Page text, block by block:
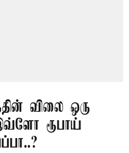
விலை ஒரு
ரூபாய்